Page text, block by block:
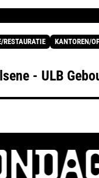
RESTAURATIE
KANTOREN/
- ULB